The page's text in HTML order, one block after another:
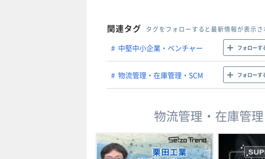
関連タグ タグをフォローすると最新情報が表示さ
中堅中小企業・ベンチャー フォローす
物流管理・在庫管理・SCM フォローす
物流管理・在庫管